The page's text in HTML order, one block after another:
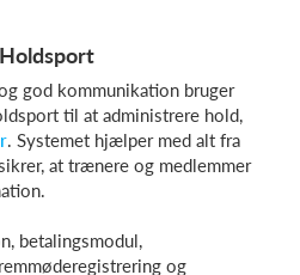
god kommunikation bruger
til at administrere hold,
. Systemet hjælper med alt fra
at trænere og medlemmer
betalingsmodul,
og